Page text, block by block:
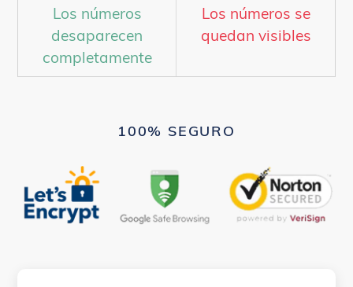
Los números
desaparecen
completamente
Los números se
quedan visibles
100% SEGURO